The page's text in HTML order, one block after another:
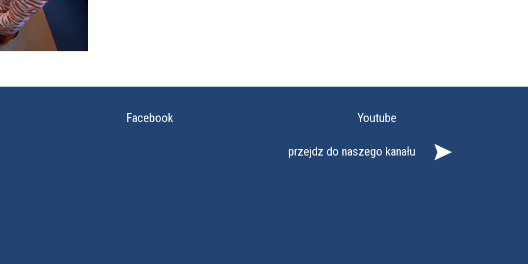
Facebook Youtube
przejdz do naszego kanału